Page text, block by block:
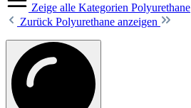
Zeige alle Kategorien Polyurethane
Zurück Polyurethane anzeigen